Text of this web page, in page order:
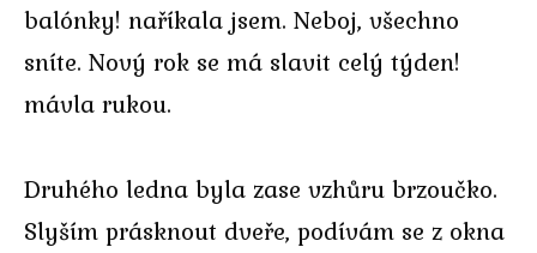
balónky! naříkala jsem. Neboj, všechno
sníte. Nový rok se má slavit celý týden!
mávla rukou.
Druhého ledna byla zase vzhůru brzoučko.
Slyším prásknout dveře, podívám se z okna